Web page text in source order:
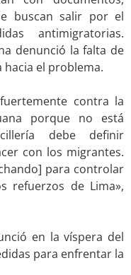
buscan salir por el
antimigratorias.
denunció la falta de
hacia el problema.
contra la
porque no está
debe definir
con los migrantes.
para controlar
refuerzos de Lima»,
en la víspera del
para enfrentar la